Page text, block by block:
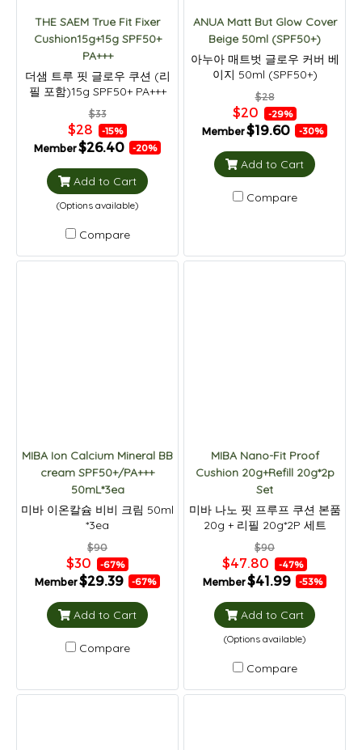
THE SAEM True Fit Fixer
Cushion15g+15g SPF50+
PA+++
더샘 트루 핏 글로우 쿠션 (리
필 포함)15g SPF50+ PA+++
$33
$28 -15%
Member$26.40 -20%
Add to Cart
(Options available)
Compare
ANUA Matt But Glow Cover
Beige 50ml (SPF50+)
아누아 매트벗 글로우 커버 베
이지 50ml (SPF50+)
$28
$20 -29%
Member$19.60 -30%
Add to Cart
Compare
MIBA Ion Calcium Mineral BB
cream SPF50+/PA+++
50mL*3ea
미바 이온칼슘 비비 크림 50ml
*3ea
$90
$30 -67%
Member$29.39 -67%
Add to Cart
Compare
MIBA Nano-Fit Proof
Cushion 20g+Refill 20g*2p
Set
미바 나노 핏 프루프 쿠션 본품
20g + 리필 20g*2P 세트
$90
$47.80 -47%
Member$41.99 -53%
Add to Cart
(Options available)
Compare